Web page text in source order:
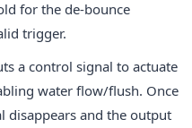
for the de-bounce
trigger.
a control signal to actuate
water flow/flush. Once
disappears and the output